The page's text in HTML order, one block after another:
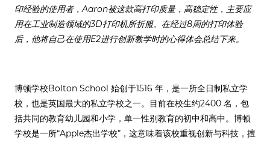
印经验的使用者，Aaron被这款高打印质量，高稳定性，主要应
用在工业制造领域的3D打印机所折服。在经过8周的打印体验
后，他将自己在使用E2进行创新教学时的心得体会总结下来。
博顿学校Bolton School 始创于1516 年，是一所全日制私立学
校，也是英国最大的私立学校之一。目前在校生约2400 名，包
括共同的教育幼儿园和小学，单一性别教育的初中和高中。博顿
学校是一所“Apple杰出学校”，这意味着该校重视创新与科技，擅